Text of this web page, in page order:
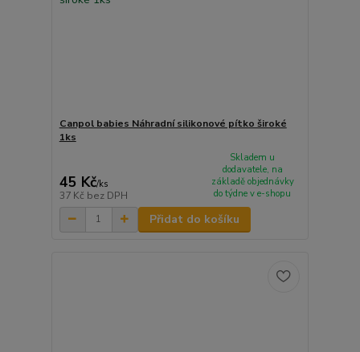
Canpol babies Náhradní silikonové pítko široké
1ks
45 Kč/ks
37 Kč bez DPH
Skladem u
dodavatele, na
základě objednávky
do týdne v e-shopu
Přidat do košíku